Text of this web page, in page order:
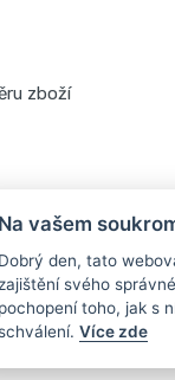
zboží
Na vašem
Dobrý den, tato
svého
pochopení toho, jak s
Více zde